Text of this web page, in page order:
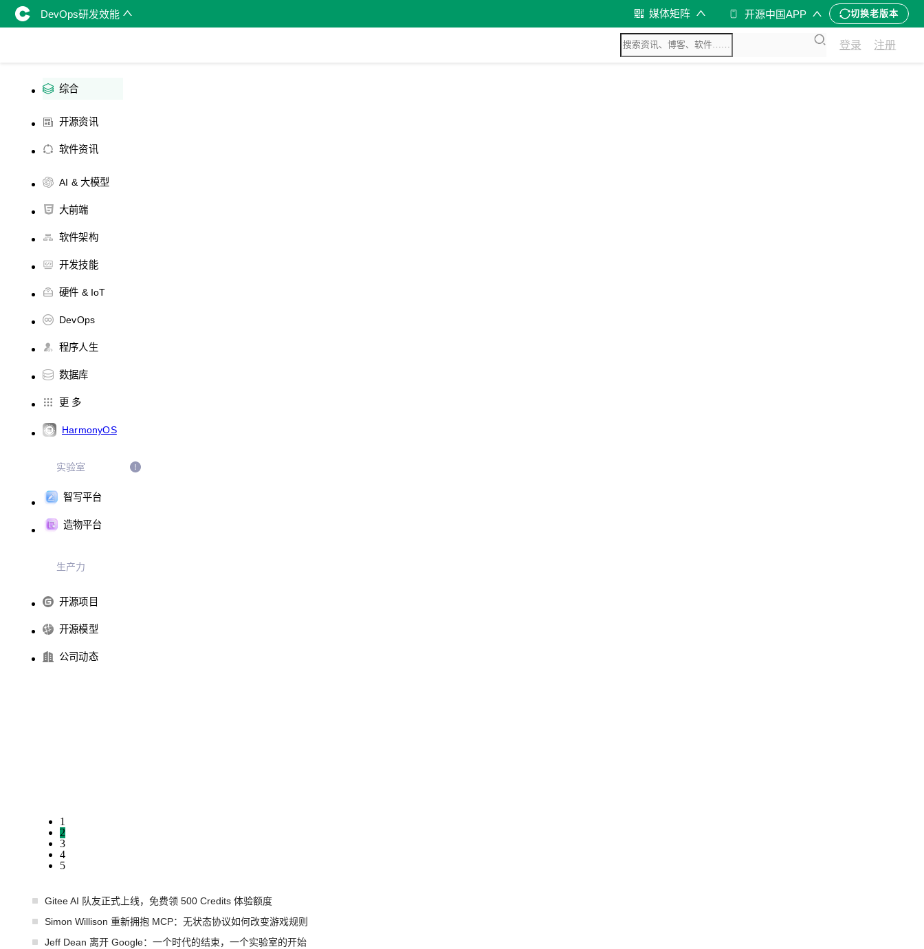
DevOps研发效能 媒体矩阵 开源中国APP 切换老版本
登录 注册
综合
开源资讯
软件资讯
AI & 大模型
大前端
软件架构
开发技能
硬件 & IoT
DevOps
程序人生
数据库
更 多
HarmonyOS
实验室
智写平台
造物平台
生产力
开源项目
开源模型
公司动态
1
2
3
4
5
Gitee AI 队友正式上线，免费领 500 Credits 体验额度
Simon Willison 重新拥抱 MCP：无状态协议如何改变游戏规则
Jeff Dean 离开 Google：一个时代的结束，一个实验室的开始